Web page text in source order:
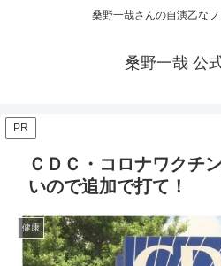
桑野一哉さんの自演乙なフ
桑野一哉 公
PR
ＣＤＣ・コロナワクチ
いので追加で打て！
健康